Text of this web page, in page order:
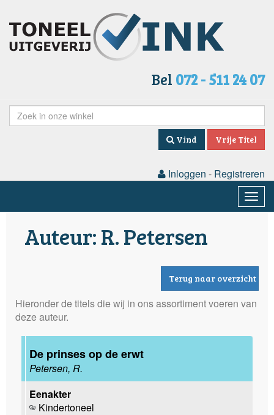
Bel 072 - 511 24 07
Vind Vrije Titel
Inloggen - Registreren
Auteur: R. Petersen
Terug naar overzicht
Hieronder de titels die wij in ons assortiment voeren van
deze auteur.
De prinses op de erwt
Petersen, R.
Eenakter
Kindertoneel